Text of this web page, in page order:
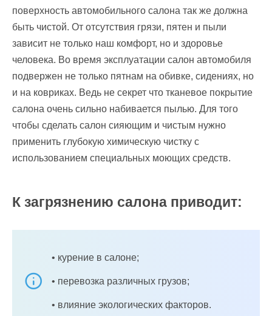
поверхность автомобильного салона так же должна
быть чистой. От отсутствия грязи, пятен и пыли
зависит не только наш комфорт, но и здоровье
человека. Во время эксплуатации салон автомобиля
подвержен не только пятнам на обивке, сидениях, но
и на ковриках. Ведь не секрет что тканевое покрытие
салона очень сильно набивается пылью. Для того
чтобы сделать салон сияющим и чистым нужно
применить глубокую химическую чистку с
использованием специальных моющих средств.
К загрязнению салона приводит:
• курение в салоне;
• перевозка различных грузов;
• влияние экологических факторов.